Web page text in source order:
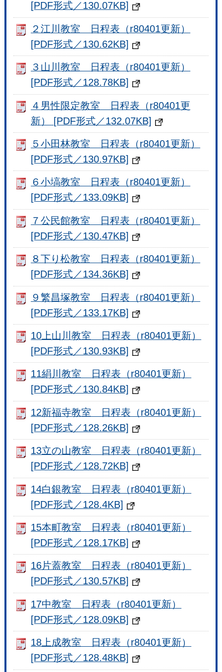
[PDF形式／130.07KB]
２江川教室 日程表（r80401更新）
[PDF形式／130.62KB]
３山川教室 日程表（r80401更新）
[PDF形式／128.78KB]
４男性限定教室 日程表（r80401更
新） [PDF形式／132.07KB]
５小田林教室 日程表（r80401更新）
[PDF形式／130.97KB]
６小塙教室 日程表（r80401更新）
[PDF形式／133.09KB]
７公民館教室 日程表（r80401更新）
[PDF形式／130.47KB]
８下り松教室 日程表（r80401更新）
[PDF形式／134.36KB]
９繁昌塚教室 日程表（r80401更新）
[PDF形式／133.17KB]
10上山川教室 日程表（r80401更新）
[PDF形式／130.93KB]
11絹川教室 日程表（r80401更新）
[PDF形式／130.84KB]
12新福寺教室 日程表（r80401更新）
[PDF形式／128.26KB]
13立の山教室 日程表（r80401更新）
[PDF形式／128.72KB]
14白銀教室 日程表（r80401更新）
[PDF形式／128.4KB]
15本町教室 日程表（r80401更新）
[PDF形式／128.17KB]
16片蓋教室 日程表（r80401更新）
[PDF形式／130.57KB]
17中教室 日程表（r80401更新）
[PDF形式／128.09KB]
18上成教室 日程表（r80401更新）
[PDF形式／128.48KB]